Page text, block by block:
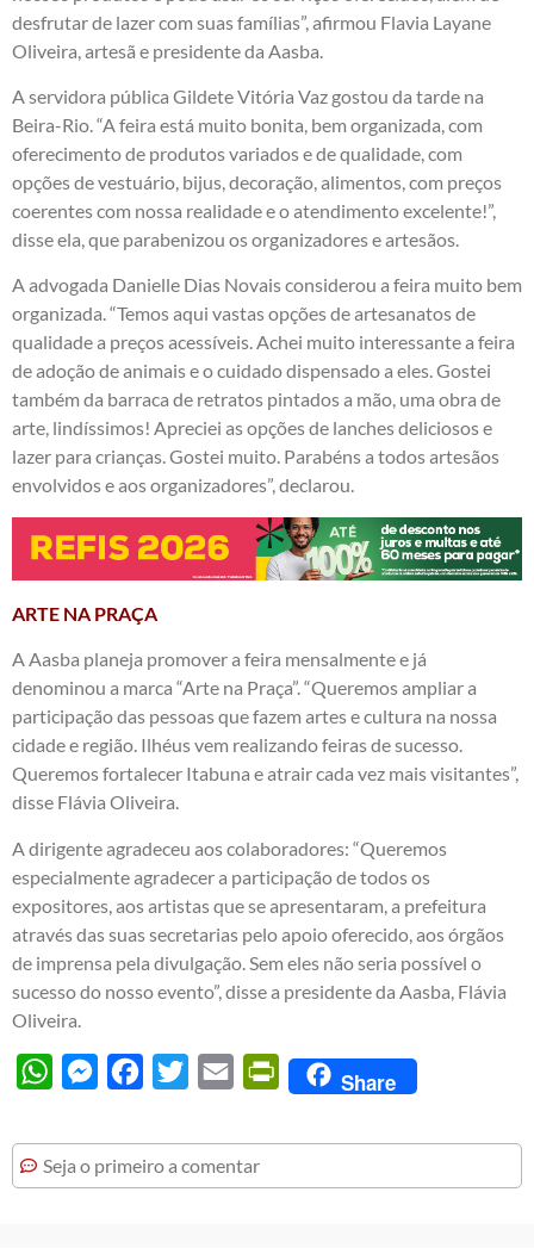
desfrutar de lazer com suas famílias”, afirmou Flavia Layane
Oliveira, artesã e presidente da Aasba.
A servidora pública Gildete Vitória Vaz gostou da tarde na
Beira-Rio. “A feira está muito bonita, bem organizada, com
oferecimento de produtos variados e de qualidade, com
opções de vestuário, bijus, decoração, alimentos, com preços
coerentes com nossa realidade e o atendimento excelente!”,
disse ela, que parabenizou os organizadores e artesãos.
A advogada Danielle Dias Novais considerou a feira muito bem
organizada. “Temos aqui vastas opções de artesanatos de
qualidade a preços acessíveis. Achei muito interessante a feira
de adoção de animais e o cuidado dispensado a eles. Gostei
também da barraca de retratos pintados a mão, uma obra de
arte, lindíssimos! Apreciei as opções de lanches deliciosos e
lazer para crianças. Gostei muito. Parabéns a todos artesãos
envolvidos e aos organizadores”, declarou.
ARTE NA PRAÇA
A Aasba planeja promover a feira mensalmente e já
denominou a marca “Arte na Praça”. “Queremos ampliar a
participação das pessoas que fazem artes e cultura na nossa
cidade e região. Ilhéus vem realizando feiras de sucesso.
Queremos fortalecer Itabuna e atrair cada vez mais visitantes”,
disse Flávia Oliveira.
A dirigente agradeceu aos colaboradores: “Queremos
especialmente agradecer a participação de todos os
expositores, aos artistas que se apresentaram, a prefeitura
através das suas secretarias pelo apoio oferecido, aos órgãos
de imprensa pela divulgação. Sem eles não seria possível o
sucesso do nosso evento”, disse a presidente da Aasba, Flávia
Oliveira.
WhatsAppMessengerFacebook
Twitter Email PrintFriendly
Share
Seja o primeiro a comentar